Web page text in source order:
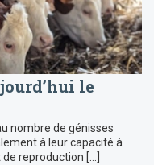
le
nombre de génisses
à leur capacité à
reproduction […]